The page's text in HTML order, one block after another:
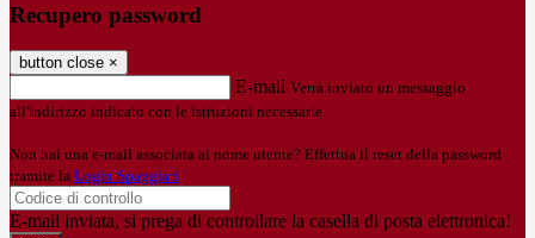
Recupero password
button close ×
E-mail Verrà inviato un messaggio
all'indirizzo indicato con le istruzioni necessarie.
Non hai una e-mail associata al nome utente? Effettua il reset della password
tramite la Login Spaggiari
E-mail inviata, si prega di controllare la casella di posta elettronica!